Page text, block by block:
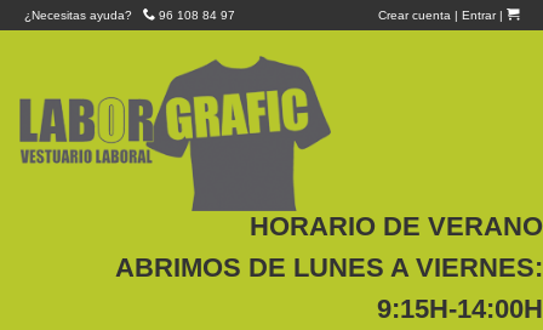
¿Necesitas ayuda? 96 108 84 97 Crear cuenta | Entrar|
HORARIO DE VERANO
ABRIMOS DE LUNES A VIERNES:
9:15H-14:00H